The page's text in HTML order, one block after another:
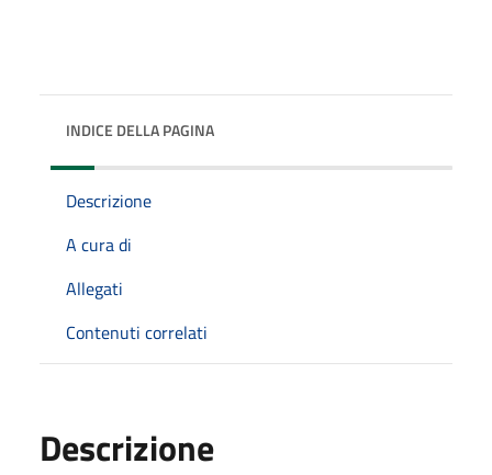
INDICE DELLA PAGINA
Descrizione
A cura di
Allegati
Contenuti correlati
Descrizione